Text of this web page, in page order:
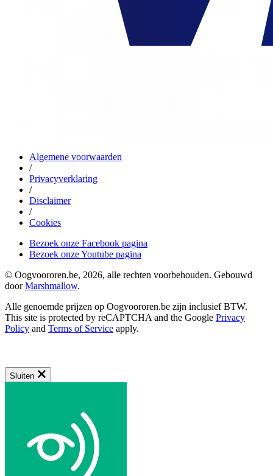
Algemene voorwaarden
/
Privacyverklaring
/
Disclaimer
/
Cookies
Bezoek onze Facebook pagina
Bezoek onze Youtube pagina
© Oogvoororen.be, 2026, alle rechten voorbehouden. Gebouwd
doorMarshmallow.
Alle genoemde prijzen op Oogvoororen.be zijn inclusief BTW.
This site is protected by reCAPTCHA and the Google Privacy
Policy and Terms of Service apply.
Sluiten